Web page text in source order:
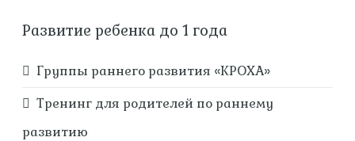
Развитие ребенка до 1 года
Группы раннего развития «КРОХА»
Тренинг для родителей по раннему
развитию